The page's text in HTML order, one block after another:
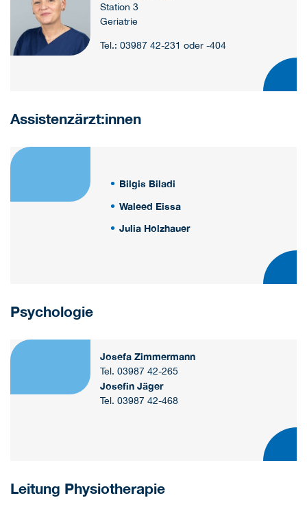
Station 3
Geriatrie
Tel.: 03987 42-231 oder -404
Assistenzärzt:innen
Bilgis Biladi
Waleed Eissa
Julia Holzhauer
Psychologie
Josefa Zimmermann
Tel. 03987 42-265
Josefin Jäger
Tel. 03987 42-468
Leitung Physiotherapie